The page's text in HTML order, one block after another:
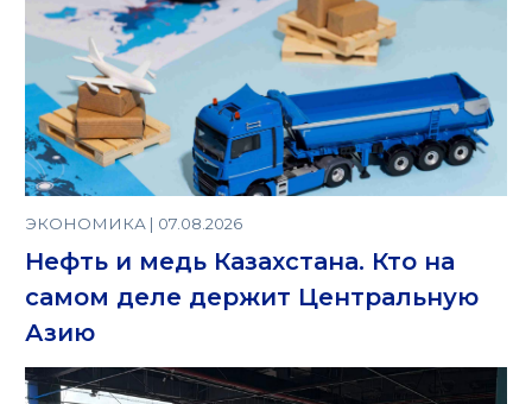
ЭКОНОМИКА | 07.08.2026
Нефть и медь Казахстана. Кто на
самом деле держит Центральную
Азию